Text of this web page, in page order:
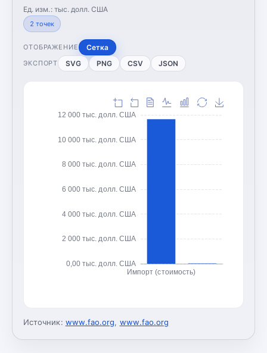
Ед. изм.: тыс. долл. США
2 точек
ОТОБРАЖЕНИЕ Сетка
ЭКСПОРТ SVG PNG CSV JSON
0,00 тыс. долл. США
2 000 тыс. долл. США
4 000 тыс. долл. США
6 000 тыс. долл. США
8 000 тыс. долл. США
10 000 тыс. долл. США
12 000 тыс. долл. США
Импорт (стоимость)
Источник: www.fao.org, www.fao.org